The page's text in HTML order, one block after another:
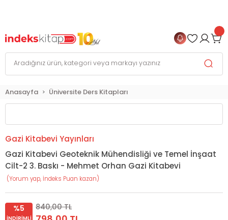
Anasayfa Üniversite Ders Kitapları
Gazi Kitabevi Yayınları
Gazi Kitabevi Geoteknik Mühendisliği ve Temel İnşaat
Cilt-2 3. Baskı - Mehmet Orhan Gazi Kitabevi
(Yorum yap, İndeks Puan kazan)
%5
İNDIRIMLI
840,00 TL